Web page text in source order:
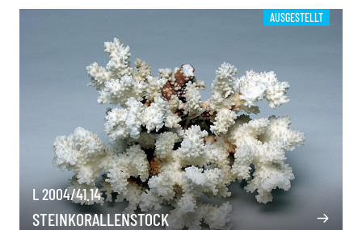
AUSGESTELLT
L 2004/41.14
STEINKORALLENSTOCK